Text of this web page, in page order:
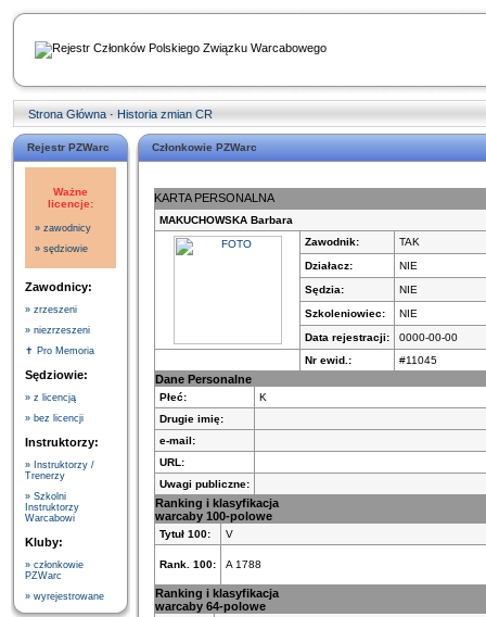
Strona Główna · Historia zmian CR
Rejestr PZWarc
Ważne
licencje:
» zawodnicy
» sędziowie
Zawodnicy:
» zrzeszeni
» niezrzeszeni
✝ Pro Memoria
Sędziowie:
» z licencją
» bez licencji
Instruktorzy:
» Instruktorzy /
Trenerzy
» Szkolni
Instruktorzy
Warcabowi
Kluby:
» członkowie
PZWarc
» wyrejestrowane
Członkowie PZWarc
KARTA PERSONALNA
MAKUCHOWSKA Barbara
Zawodnik:
TAK
Działacz:
NIE
Sędzia:
NIE
Szkoleniowiec:
NIE
Data rejestracji:
0000-00-00
Nr ewid.:
#11045
Dane Personalne
Płeć:
K
Drugie imię:
e-mail:
URL:
Uwagi publiczne:
Ranking i klasyfikacja
warcaby 100-polowe
Tytuł 100: V
Rank. 100: A 1788
Ranking i klasyfikacja
warcaby 64-polowe